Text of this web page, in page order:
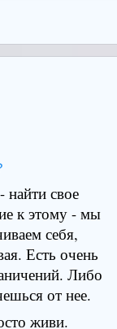
любить.
в тебе есть
его
любить
для тебя,
они сами
в тебе есть
вызывает у
Но вовсе не
твои друзья
не из
некоторые
в
найти свое
к этому - мы
себя,
Есть очень
Либо
от нее.
живи.